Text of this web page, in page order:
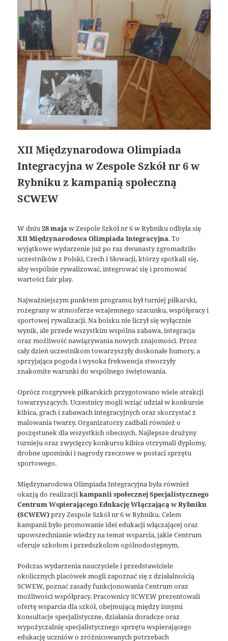
XII Międzynarodowa Olimpiada
Integracyjna w Zespole Szkół nr 6 w
Rybniku z kampanią społeczną
SCWEW
W dniu28 majaw Zespole Szkół nr 6 w Rybniku odbyła się
XII Międzynarodowa Olimpiada Integracyjna. To
wyjątkowe wydarzenie już po raz dwunasty zgromadziło
uczestników z Polski, Czech i Słowacji, którzy spotkali się,
aby wspólnie rywalizować, integrować się i promować
wartości fair play.
Najważniejszym punktem programu był turniej piłkarski,
rozegrany w atmosferze wzajemnego szacunku, współpracy i
sportowej rywalizacji. Na boisku nie liczył się wyłącznie
wynik, ale przede wszystkim wspólna zabawa, integracja
oraz możliwość nawiązywania nowych znajomości. Przez
cały dzień uczestnikom towarzyszyły doskonałe humory, a
sprzyjająca pogoda i wysoka frekwencja stworzyły
znakomite warunki do wspólnego świętowania.
Oprócz rozgrywek piłkarskich przygotowano wiele atrakcji
towarzyszących. Uczestnicy mogli wziąć udział w konkursie
kibica, grach i zabawach integracyjnych oraz skorzystać z
malowania twarzy. Organizatorzy zadbali również o
poczęstunek dla wszystkich obecnych. Najlepsze drużyny
turnieju oraz zwycięzcy konkursu kibica otrzymali dyplomy,
drobne upominki i nagrody rzeczowe w postaci sprzętu
sportowego.
Międzynarodowa Olimpiada Integracyjna była również
okazją do realizacjikampanii społecznej Specjalistycznego
Centrum Wspierającego Edukację Włączającą w Rybniku
(SCWEW)przy Zespole Szkół nr 6 w Rybniku. Celem
kampanii było promowanie idei edukacji włączającej oraz
upowszechnianie wiedzy na temat wsparcia, jakie Centrum
oferuje szkołom i przedszkolom ogólnodostępnym.
Podczas wydarzenia nauczyciele i przedstawiciele
okolicznych placówek mogli zapoznać się z działalnością
SCWEW, poznać zasady funkcjonowania Centrum oraz
możliwości współpracy. Pracownicy SCWEW prezentowali
ofertę wsparcia dla szkół, obejmującą między innymi
konsultacje specjalistyczne, działania doradcze oraz
wypożyczalnię specjalistycznego sprzętu wspierającego
edukację uczniów o zróżnicowanych potrzebach